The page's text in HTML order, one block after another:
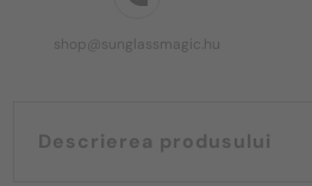
shop@sunglassmagic.hu
Descrierea produsului